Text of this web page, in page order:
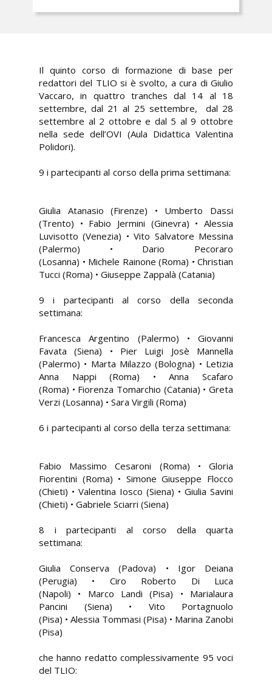
Il quinto corso di formazione di base per
redattori del TLIO si è svolto, a cura di Giulio
Vaccaro, in quattro tranches dal 14 al 18
settembre, dal 21 al 25 settembre, dal 28
settembre al 2 ottobre e dal 5 al 9 ottobre
nella sede dell’OVI (Aula Didattica Valentina
Polidori).
9 i partecipanti al corso della prima settimana:
Giulia Atanasio (Firenze) • Umberto Dassi
(Trento) • Fabio Jermini (Ginevra) • Alessia
Luvisotto (Venezia) • Vito Salvatore Messina
(Palermo) • Dario Pecoraro
(Losanna) • Michele Rainone (Roma) • Christian
Tucci (Roma) • Giuseppe Zappalà (Catania)
9 i partecipanti al corso della seconda
settimana:
Francesca Argentino (Palermo) • Giovanni
Favata (Siena) • Pier Luigi Josè Mannella
(Palermo) • Marta Milazzo (Bologna) • Letizia
Anna Nappi (Roma) • Anna Scafaro
(Roma) • Fiorenza Tomarchio (Catania) • Greta
Verzi (Losanna) • Sara Virgili (Roma)
6 i partecipanti al corso della terza settimana:
Fabio Massimo Cesaroni (Roma) • Gloria
Fiorentini (Roma) • Simone Giuseppe Flocco
(Chieti) • Valentina Iosco (Siena) • Giulia Savini
(Chieti) • Gabriele Sciarri (Siena)
8 i partecipanti al corso della quarta
settimana:
Giulia Conserva (Padova) • Igor Deiana
(Perugia) • Ciro Roberto Di Luca
(Napoli) • Marco Landi (Pisa) • Marialaura
Pancini (Siena) • Vito Portagnuolo
(Pisa) • Alessia Tommasi (Pisa) • Marina Zanobi
(Pisa)
che hanno redatto complessivamente 95 voci
del TLIO: